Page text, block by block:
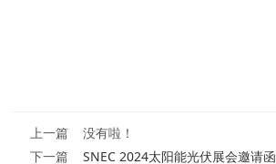
上一篇 没有啦！
下一篇SNEC 2024太阳能光伏展会邀请函